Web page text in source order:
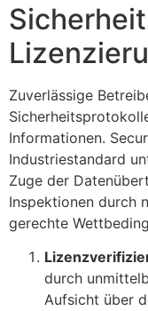
Zuverlässige
Informationen.
Industriestandard
Zuge der
Inspektionen durch
gerechte
durch
Aufsicht über